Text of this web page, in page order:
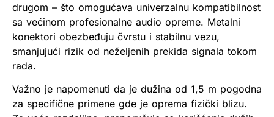
drugom – što omogućava univerzalnu kompatibilnost
sa većinom profesionalne audio opreme. Metalni
konektori obezbeđuju čvrstu i stabilnu vezu,
smanjujući rizik od neželjenih prekida signala tokom
rada.
Važno je napomenuti da je dužina od 1,5 m pogodna
za specifične primene gde je oprema fizički blizu.